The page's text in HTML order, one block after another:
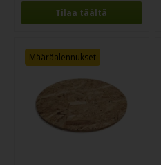
Tilaa täältä
Määräalennukset